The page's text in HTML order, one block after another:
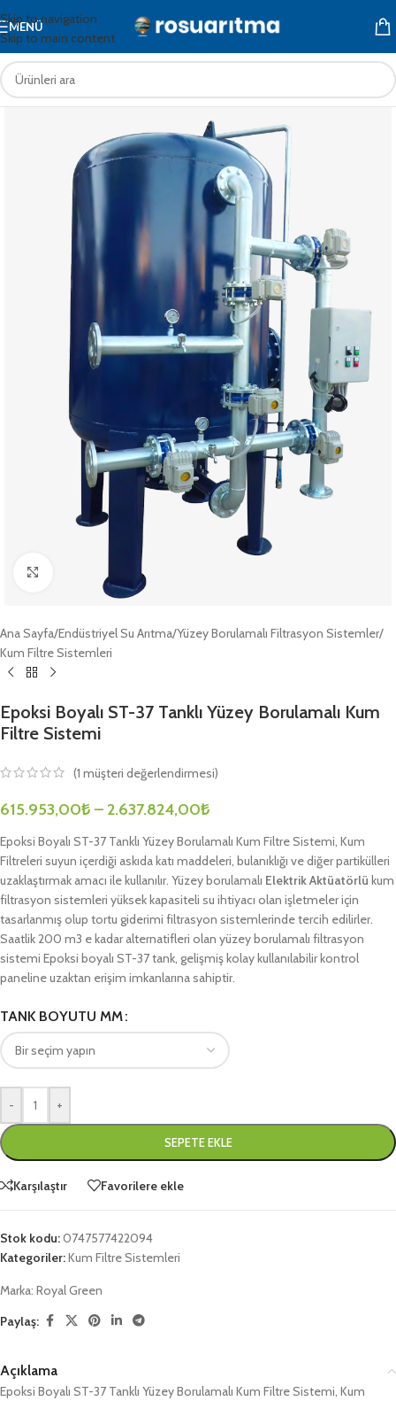
Skip to navigation
Skip to main content
MENÜ
Büyütmek için tıklayın
Ana Sayfa/Endüstriyel Su Arıtma/Yüzey Borulamalı Filtrasyon Sistemler/
Kum Filtre Sistemleri
Epoksi Boyalı ST-37 Tanklı Yüzey Borulamalı Kum
Filtre Sistemi
(1 müşteri değerlendirmesi)
615.953,00₺ – 2.637.824,00₺
Epoksi Boyalı ST-37 Tanklı Yüzey Borulamalı Kum Filtre Sistemi, Kum
Filtreleri suyun içerdiği askıda katı maddeleri, bulanıklığı ve diğer partikülleri
uzaklaştırmak amacı ile kullanılır. Yüzey borulamalı Elektrik Aktüatörlü kum
filtrasyon sistemleri yüksek kapasiteli su ihtiyacı olan işletmeler için
tasarlanmış olup tortu giderimi filtrasyon sistemlerinde tercih edilirler.
Saatlik 200 m3 e kadar alternatifleri olan yüzey borulamalı filtrasyon
sistemi Epoksi boyalı ST-37 tank, gelişmiş kolay kullanılabilir kontrol
paneline uzaktan erişim imkanlarına sahiptir.
TANK BOYUTU MM
- +
SEPETE EKLE
Karşılaştır Favorilere ekle
Stok kodu:0747577422094
Kategoriler:Kum Filtre Sistemleri
Marka: Royal Green
Paylaş:
Açıklama
Epoksi Boyalı ST-37 Tanklı Yüzey Borulamalı Kum Filtre Sistemi, Kum